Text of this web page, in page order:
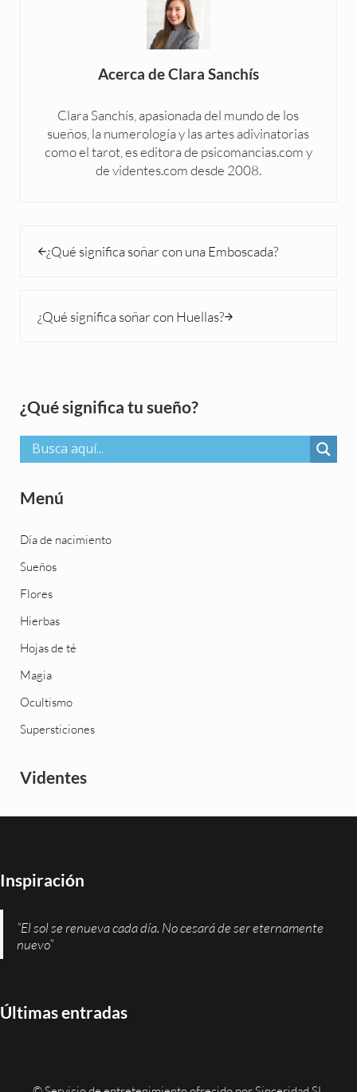
Acerca deClara Sanchís
Clara Sanchís, apasionada del mundo de los
sueños, la numerología y las artes adivinatorias
como el tarot, es editora de psicomancias.com y
de videntes.com desde 2008.
¿Qué significa soñar con una Emboscada?
¿Qué significa soñar con Huellas?
Sidebar
¿Qué significa tu sueño?
Menú
Día de nacimiento
Sueños
Flores
Hierbas
Hojas de té
Magia
Ocultismo
Supersticiones
Videntes
Inspiración
“El sol se renueva cada día. No cesará de ser eternamente
nuevo”
Últimas entradas